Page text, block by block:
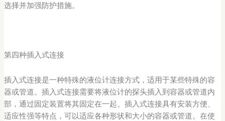
选择并加强防护措施。
第四种插入式连接
插入式连接是一种特殊的液位计连接方式，适用于某些特殊的容
器或管道。插入式连接需要将液位计的探头插入到容器或管道内
部，通过固定装置将其固定在一起。插入式连接具有安装方便、
适应性强等特点，可以适应各种形状和大小的容器或管道。在使